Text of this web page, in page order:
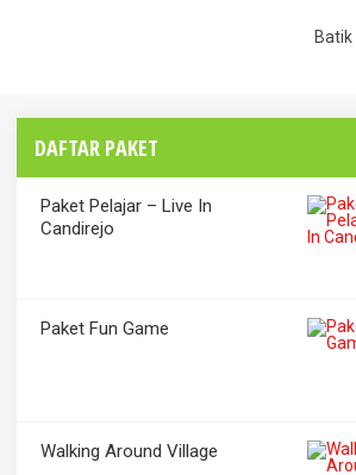
DAFTAR PAKET
Paket Pelajar – Live In
Candirejo
Paket Fun Game
Walking Around Village